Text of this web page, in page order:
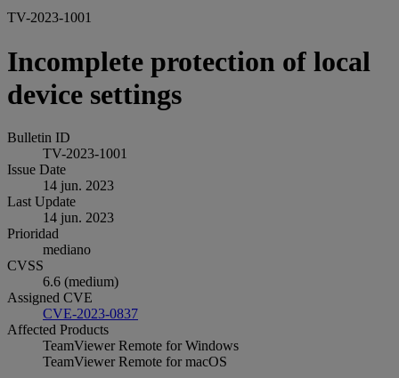
TV-2023-1001
Incomplete protection of local
device settings
Bulletin ID
TV-2023-1001
Issue Date
14 jun. 2023
Last Update
14 jun. 2023
Prioridad
mediano
CVSS
6.6 (medium)
Assigned CVE
CVE-2023-0837
Affected Products
TeamViewer Remote for Windows
TeamViewer Remote for macOS